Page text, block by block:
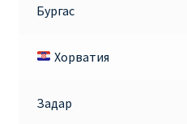
Барселона
БИЛЕТЫ RYANAIR | ПОИСК
Бургас
Хорватия
Задар